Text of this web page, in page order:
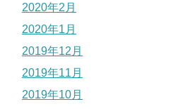
2020年2月
2020年1月
2019年12月
2019年11月
2019年10月